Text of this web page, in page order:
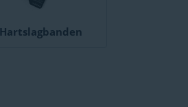
Hartslagbanden